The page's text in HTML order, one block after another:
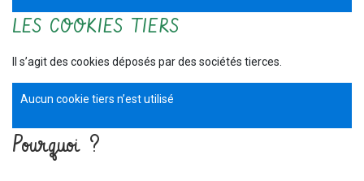
LES COOKIES TIERS
Il s’agit des cookies déposés par des sociétés tierces.
Aucun cookie tiers n’est utilisé
Pourquoi ?